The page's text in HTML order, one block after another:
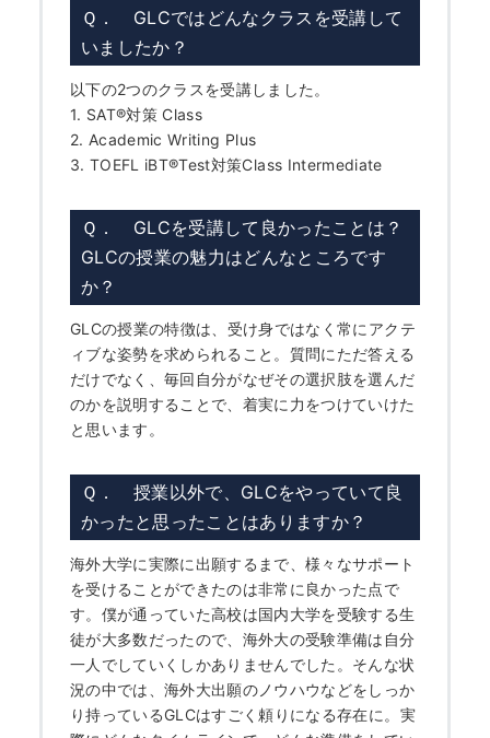
Ｑ． GLCではどんなクラスを受講して
いましたか？
以下の2つのクラスを受講しました。
1. SAT®対策 Class
2. Academic Writing Plus
3. TOEFL iBT®Test対策Class Intermediate
Ｑ． GLCを受講して良かったことは？
GLCの授業の魅力はどんなところです
か？
GLCの授業の特徴は、受け身ではなく常にアクテ
ィブな姿勢を求められること。質問にただ答える
だけでなく、毎回自分がなぜその選択肢を選んだ
のかを説明することで、着実に力をつけていけた
と思います。
Ｑ． 授業以外で、GLCをやっていて良
かったと思ったことはありますか？
海外大学に実際に出願するまで、様々なサポート
を受けることができたのは非常に良かった点で
す。僕が通っていた高校は国内大学を受験する生
徒が大多数だったので、海外大の受験準備は自分
一人でしていくしかありませんでした。そんな状
況の中では、海外大出願のノウハウなどをしっか
り持っているGLCはすごく頼りになる存在に。実